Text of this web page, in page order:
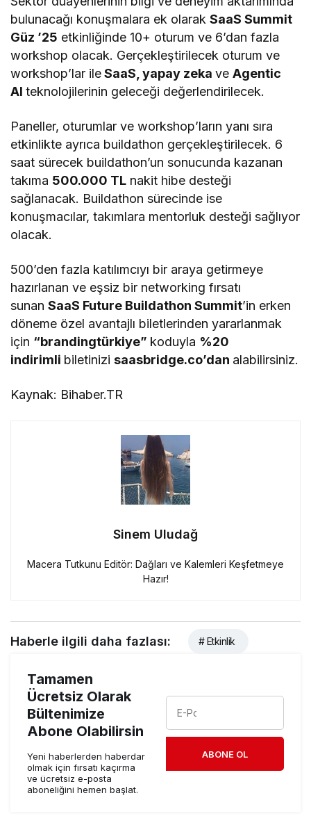
bulunacağı konuşmalara ek olarakSaaS Summit
Güz ’25 etkinliğinde 10+ oturum ve 6’dan fazla
workshop olacak. Gerçekleştirilecek oturum ve
workshop’lar ileSaaS, yapay zekaveAgentic
AIteknolojilerinin geleceği değerlendirilecek.
Paneller, oturumlar ve workshop’ların yanı sıra
etkinlikte ayrıca buildathon gerçekleştirilecek. 6
saat sürecek buildathon’un sonucunda kazanan
takıma 500.000 TL nakit hibe desteği
sağlanacak. Buildathon sürecinde ise
konuşmacılar, takımlara mentorluk desteği sağlıyor
olacak.
500’den fazla katılımcıyı bir araya getirmeye
hazırlanan ve eşsiz bir networking fırsatı
sunanSaaS Future Buildathon Summit’in erken
döneme özel avantajlı biletlerinden yararlanmak
için “brandingtürkiye” koduyla %20
indirimli biletinizisaasbridge.co’dan alabilirsiniz.
Kaynak: Bihaber.TR
Sinem Uludağ
Macera Tutkunu Editör: Dağları ve Kalemleri Keşfetmeye
Hazır!
Haberle ilgili daha fazlası: # Etkinlik
Tamamen
Ücretsiz Olarak
Bültenimize
Abone Olabilirsin
Yeni haberlerden haberdar
olmak için fırsatı kaçırma
ve ücretsiz e-posta
aboneliğini hemen başlat.
ABONE OL